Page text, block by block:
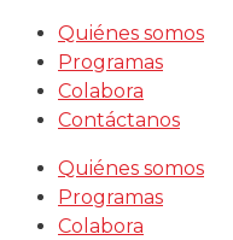
Saltar
contenido
Quiénes somos
Programas
Colabora
Contáctanos
Quiénes somos
Programas
Colabora